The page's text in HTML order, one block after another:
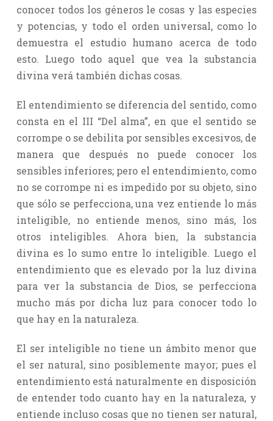
conocer todos los géneros le cosas y las especies
y potencias, y todo el orden universal, como lo
demuestra el estudio humano acerca de todo
esto. Luego todo aquel que vea la substancia
divina verá también dichas cosas.
El entendimiento se diferencia del sentido, como
consta en el III “Del alma”, en que el sentido se
corrompe o se debilita por sensibles excesivos, de
manera que después no puede conocer los
sensibles inferiores; pero el entendimiento, como
no se corrompe ni es impedido por su objeto, sino
que sólo se perfecciona, una vez entiende lo más
inteligible, no entiende menos, sino más, los
otros inteligibles. Ahora bien, la substancia
divina es lo sumo entre lo inteligible. Luego el
entendimiento que es elevado por la luz divina
para ver la substancia de Dios, se perfecciona
mucho más por dicha luz para conocer todo lo
que hay en la naturaleza.
El ser inteligible no tiene un ámbito menor que
el ser natural, sino posiblemente mayor; pues el
entendimiento está naturalmente en disposición
de entender todo cuanto hay en la naturaleza, y
entiende incluso cosas que no tienen ser natural,